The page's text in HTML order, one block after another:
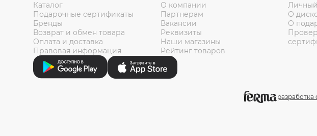
Каталог
Подарочные сертификаты
Бренды
Возврат и обмен товара
Оплата и доставка
Правовая информация
О компании
Партнерам
Вакансии
Реквизиты
Наши магазины
Рейтинг товаров
О
О
разработка